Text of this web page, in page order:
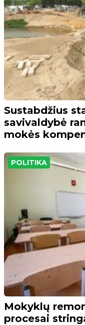
Sustabdžius
savivaldybė
mokės
POLITIKA
Mokyklų
procesai